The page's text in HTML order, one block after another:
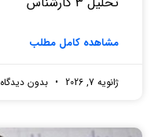
مشاهده کامل مطلب
ژانویه 7, 2026 بدون دیدگاه